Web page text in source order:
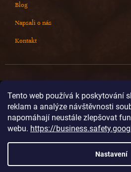
Tento web používá k poskytování
reklam a analýze návštěvnosti
napomáhají neustále zlepšovat
webu. https://
Nastavení
Blog
Napsali o nás
Kontakt
info@cokoladovnajanek.cz
+420 778 716 678
@janek_chocolate